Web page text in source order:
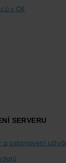
v ČR
SERVERU
ustanovení